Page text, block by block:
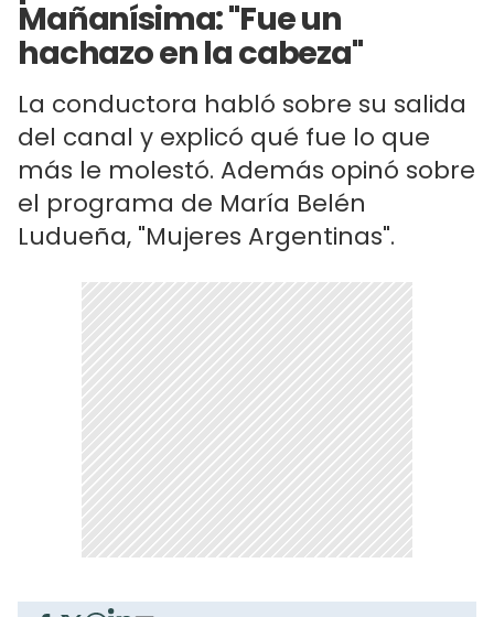
Mañanísima: "Fue un
hachazo en la cabeza"
La conductora habló sobre su salida
del canal y explicó qué fue lo que
más le molestó. Además opinó sobre
el programa de María Belén
Ludueña, "Mujeres Argentinas".